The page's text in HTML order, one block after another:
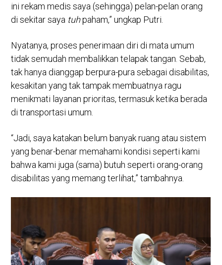
ini rekam medis saya (sehingga) pelan-pelan orang
di sekitar saya tuhpaham,” ungkap Putri.
Nyatanya, proses penerimaan diri di mata umum
tidak semudah membalikkan telapak tangan. Sebab,
tak hanya dianggap berpura-pura sebagai disabilitas,
kesakitan yang tak tampak membuatnya ragu
menikmati layanan prioritas, termasuk ketika berada
di transportasi umum.
“Jadi, saya katakan belum banyak ruang atau sistem
yang benar-benar memahami kondisi seperti kami
bahwa kami juga (sama) butuh seperti orang-orang
disabilitas yang memang terlihat,” tambahnya.